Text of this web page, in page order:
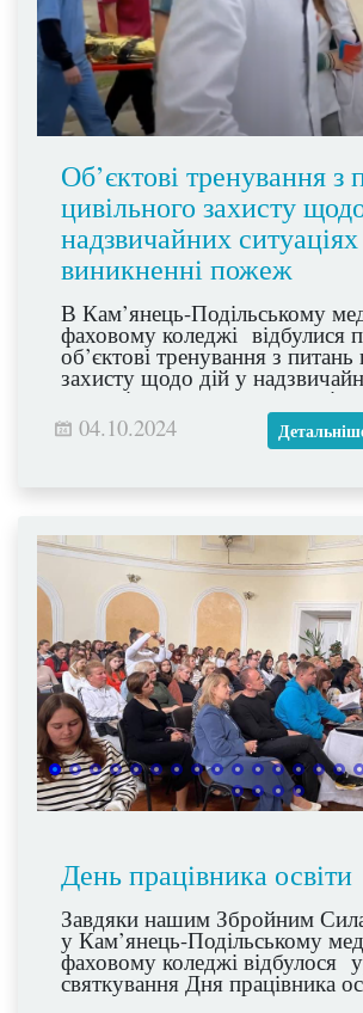
Об’єктові тренування з
цивільного захисту
надзвичайних
виникненні пожеж
В Кам’янець-Подільському
фаховому коледжі відбулися
об’єктові тренування з питань
захисту щодо дій у
ситуаціях та при виникненні
учасниками освітнього
«Дії керівного складу,
04.10.2024
День працівника освіти
Завдяки нашим Збройним
у Кам’янець-Подільському
фаховому коледжі відбулося
святкування Дня працівника